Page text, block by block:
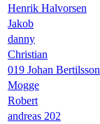
Henrik Halvorsen
Jakob
danny
Christian
019 Johan Bertilsson
Mogge
Robert
andreas 202